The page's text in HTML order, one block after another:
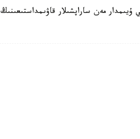
مەن ساراپشىلار قاۋىمداستىعىنىڭ